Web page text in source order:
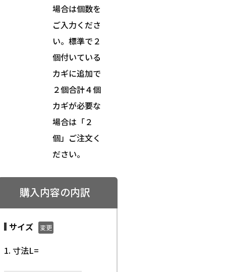
場合は個数を
ご入力くださ
い。標準で２
個付いている
カギに追加で
２個合計４個
カギが必要な
場合は「２
個」ご注文く
ださい。
購入内容の内訳
サイズ 変更
1. 寸法L=